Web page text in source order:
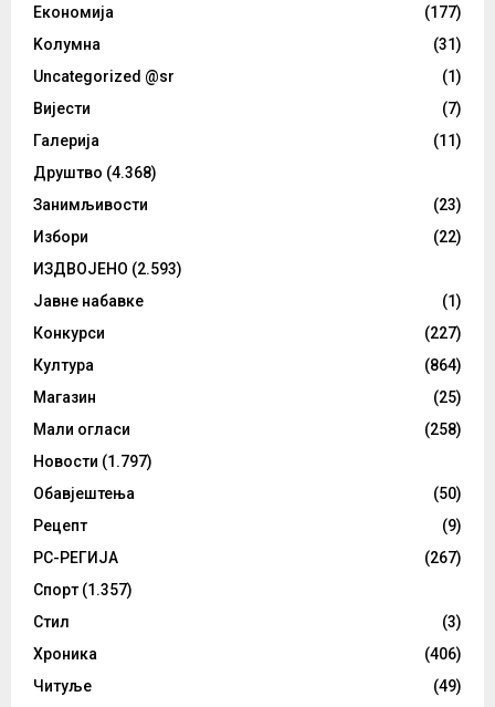
Eкономија
(177)
Kолумнa
(31)
Uncategorized @sr
(1)
Вијести
(7)
Галерија
(11)
Друштво (4.368)
Занимљивости
(23)
Избори
(22)
ИЗДВОЈЕНО (2.593)
Јавне набавке
(1)
Конкурси
(227)
Култура
(864)
Магазин
(25)
Мали огласи
(258)
Новости (1.797)
Обавјештења
(50)
Рецепт
(9)
РС-РЕГИЈА
(267)
Спорт (1.357)
Стил
(3)
Хроника
(406)
Читуље
(49)